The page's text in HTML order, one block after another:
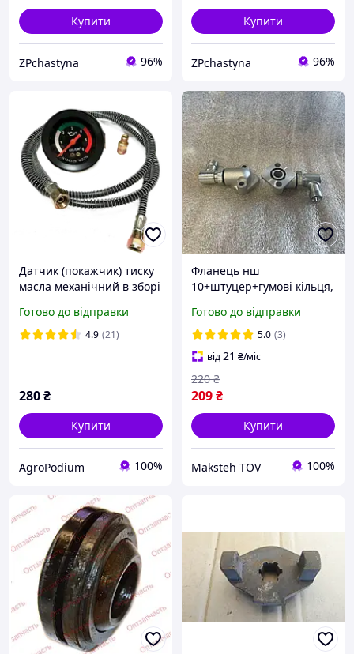
Купити
ZPchastyna 96%
Купити
ZPchastyna 96%
Датчик (покажчик) тиску
масла механічний в зборі
Готово до відправки
4.9 (21)
280₴
Купити
AgroPodium 100%
Фланець нш
10+штуцер+гумові кільця,
(S24) (під ключ 24),
кутовий штуцер із
контргайкою
Готово до відправки
5.0 (3)
від21 ₴/міс
209₴
220 ₴
Купити
Maksteh TOV 100%